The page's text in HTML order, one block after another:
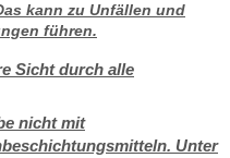
kann zu Unfällen und
führen.
Sicht durch alle
nicht mit
Unter